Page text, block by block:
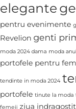
elegante
pentru evenimente
Revelion genti
moda 2024 dama moda
portofele pentru
tendinte in moda 2024
portofele tinute la moda
femeii ziua